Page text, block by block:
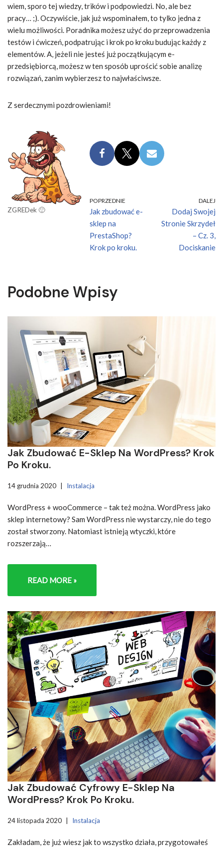
wiem, sporo tej wiedzy, trików i podpowiedzi. No, ale bez
pracy… ;). Oczywiście, jak już wspominałem, to tylko jedna z
wielu możliwości. Poradnika możesz użyć do przeprowadzenia
testów i ćwiczeń, podpatrując i krok po kroku budując każdy z
elementów. A, jeżeli nie jesteś już początkującym e-
przedsiębiorcą, możesz w ten sposób uprościć sobie analizę
rozwiązań, zanim wybierzesz to najwłaściwsze.
Z serdecznymi pozdrowieniami!
ZGREDek 🙂
POPRZEDNIE
Jak zbudować e-
sklep na
PrestaShop?
Krok po kroku.
DALEJ
Dodaj Swojej
Stronie Skrzydeł
– Cz. 3,
Dociskanie
Podobne Wpisy
Jak Zbudować E-Sklep Na WordPress? Krok
Po Kroku.
14 grudnia 2020 Instalacja
WordPress + wooCommerce – tak też można. WordPress jako
sklep internetowy? Sam WordPress nie wystarczy, nie do tego
został stworzony. Natomiast istnieją wtyczki, które
rozszerzają…
READ MORE »
Jak Zbudować Cyfrowy E-Sklep Na
WordPress? Krok Po Kroku.
24 listopada 2020 Instalacja
Zakładam, że już wiesz jak to wszystko działa, przygotowałeś